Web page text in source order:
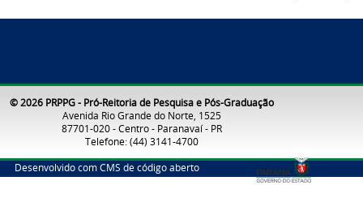
© 2026 PRPPG - Pró-Reitoria de Pesquisa e Pós-Graduação
Avenida Rio Grande do Norte, 1525
87701-020 - Centro - Paranavaí - PR
Telefone: (44) 3141-4700
Desenvolvido com CMS de código aberto